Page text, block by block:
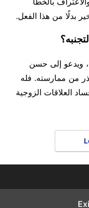
بدلًا من هذا الفعل.
ويدعو إلى حسن
من ممارسته. فله
العلاقات الزوجية